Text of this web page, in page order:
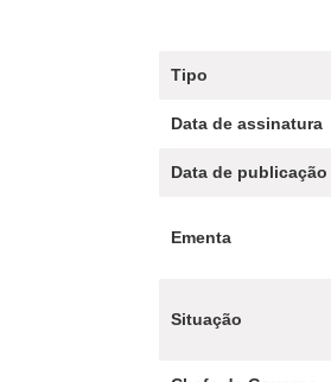
Tipo
Data de assinatura
Data de publicação
Ementa
Situação